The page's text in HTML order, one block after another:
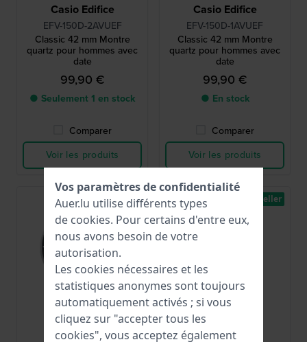
Casio Edifice
EFV-150D-2AVUEF
Classic 42 mm Montre
quartz pour hommes avec
date
99,90 €
● Seulement 1 en stock
Comparer
Voir les produits
Casio Edifice
EFV-150D-1AVUEF
Classic 42 mm Montre
quartz pour hommes avec
date
99,90 €
● En stock
Comparer
Voir les produits
Seiko Danish Design
Best-seller
Vos paramètres de confidentialité
Auer.lu utilise différents types
de cookies. Pour certains d'entre eux,
nous avons besoin de votre
autorisation.
Les cookies nécessaires et les
statistiques anonymes sont toujours
automatiquement activés ; si vous
cliquez sur "accepter tous les
cookies", vous acceptez également